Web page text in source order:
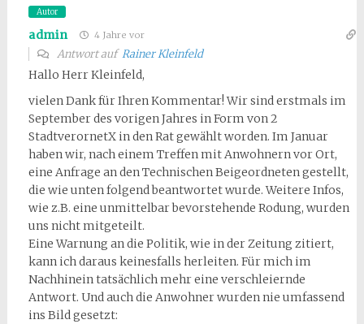
Autor
admin 4 Jahre vor
Antwort aufRainer Kleinfeld
Hallo Herr Kleinfeld,
vielen Dank für Ihren Kommentar! Wir sind erstmals im
September des vorigen Jahres in Form von 2
StadtverornetX in den Rat gewählt worden. Im Januar
haben wir, nach einem Treffen mit Anwohnern vor Ort,
eine Anfrage an den Technischen Beigeordneten gestellt,
die wie unten folgend beantwortet wurde. Weitere Infos,
wie z.B. eine unmittelbar bevorstehende Rodung, wurden
uns nicht mitgeteilt.
Eine Warnung an die Politik, wie in der Zeitung zitiert,
kann ich daraus keinesfalls herleiten. Für mich im
Nachhinein tatsächlich mehr eine verschleiernde
Antwort. Und auch die Anwohner wurden nie umfassend
ins Bild gesetzt: